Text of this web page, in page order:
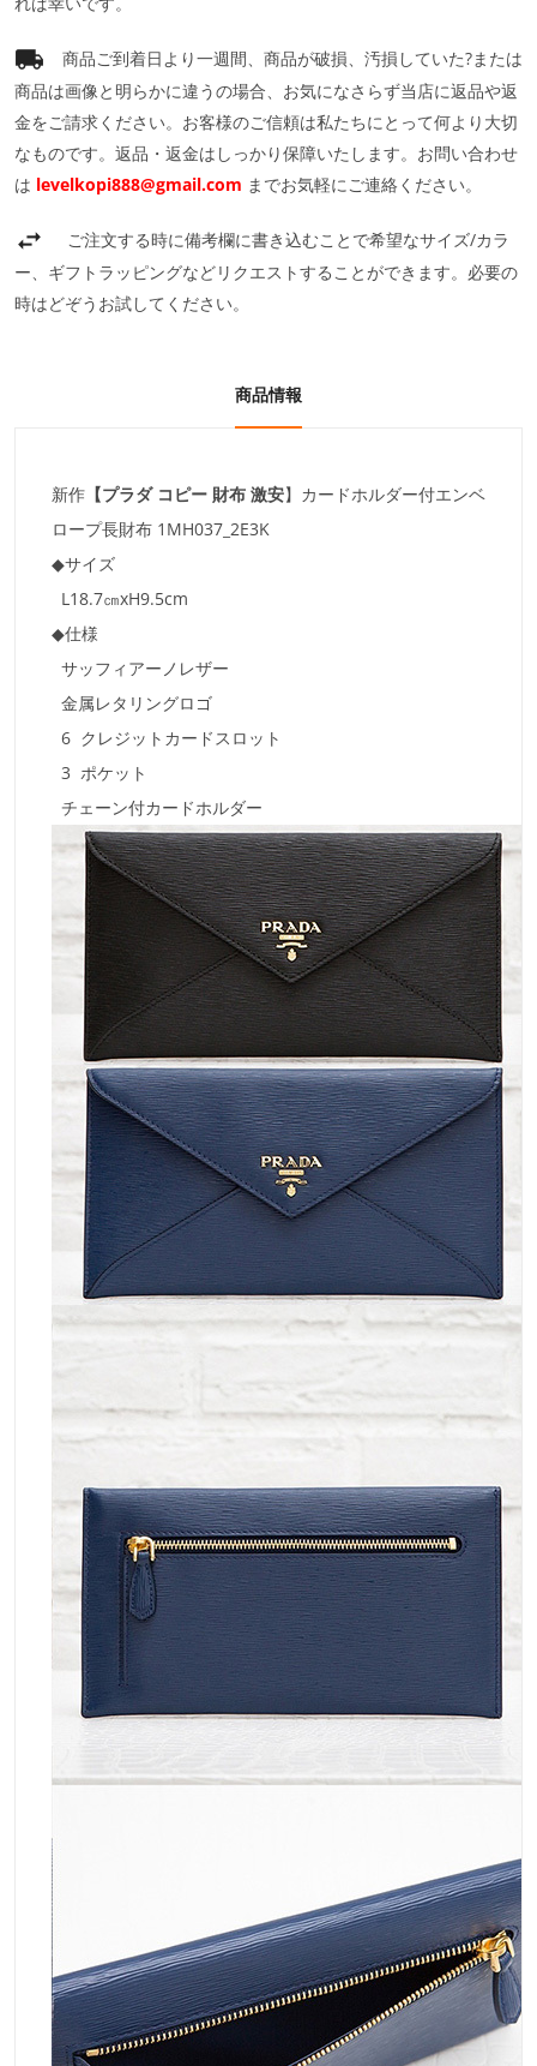
商品ご到着日より一週間、商品が破損、汚損していた?または
商品は画像と明らかに違うの場合、お気になさらず当店に返品や返
金をご請求ください。お客様のご信頼は私たちにとって何より大切
なものです。返品・返金はしっかり保障いたします。お問い合わせ
は levelkopi888@gmail.com までお気軽にご連絡ください。
ご注文する時に備考欄に書き込むことで希望なサイズ/カラ
ー、ギフトラッピングなどリクエストすることができます。必要の
時はどぞうお試してください。
商品情報
新作 【プラダ コピー 財布 激安】カードホルダー付エンベ
ロープ長財布 1MH037_2E3K
◆サイズ
L18.7㎝xH9.5cm
◆仕様
サッフィアーノレザー
金属レタリングロゴ
6 クレジットカードスロット
3 ポケット
チェーン付カードホルダー